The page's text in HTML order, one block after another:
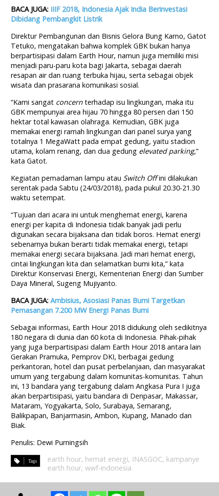
BACA JUGA: IIIF 2018, Indonesia Ajak India Berinvestasi
Dibidang Pembangkit Listrik
Direktur Pembangunan dan Bisnis Gelora Bung Karno, Gatot
Tetuko, mengatakan bahwa komplek GBK bukan hanya
berpartisipasi dalam Earth Hour, namun juga memiliki misi
menjadi paru-paru kota bagi Jakarta, sebagai daerah
resapan air dan ruang terbuka hijau, serta sebagai objek
wisata dan prasarana komunikasi sosial.
“Kami sangat concern terhadap isu lingkungan, maka itu
GBK mempunyai area hijau 70 hingga 80 persen dari 150
hektar total kawasan olahraga. Kemudian, GBK juga
memakai energi ramah lingkungan dari panel surya yang
totalnya 1 MegaWatt pada empat gedung, yaitu stadion
utama, kolam renang, dan dua gedung elevated parking,”
kata Gatot.
Kegiatan pemadaman lampu atau Switch Offini dilakukan
serentak pada Sabtu (24/03/2018), pada pukul 20.30-21.30
waktu setempat.
“Tujuan dari acara ini untuk menghemat energi, karena
energi per kapita di Indonesia tidak banyak jadi perlu
digunakan secara bijaksana dan tidak boros. Hemat energi
sebenarnya bukan berarti tidak memakai energi, tetapi
memakai energi secara bijaksana. Jadi mari hemat energi,
cintai lingkungan kita dan selamatkan bumi kita,” kata
Direktur Konservasi Energi, Kementerian Energi dan Sumber
Daya Mineral, Sugeng Mujiyanto.
BACA JUGA:Ambisius, Asosiasi Panas Bumi Targetkan
Pemasangan 7.200 MW Energi Panas Bumi
Sebagai informasi, Earth Hour 2018 didukung oleh sedikitnya
180 negara di dunia dan 60 kota di Indonesia. Pihak-pihak
yang juga berpartisipasi dalam Earth Hour 2018 antara lain
Gerakan Pramuka, Pemprov DKI, berbagai gedung
perkantoran, hotel dan pusat perbelanjaan, dan masyarakat
umum yang tergabung dalam komunitas-komunitas. Tahun
ini, 13 bandara yang tergabung dalam Angkasa Pura I juga
akan berpartisipasi, yaitu bandara di Denpasar, Makassar,
Mataram, Yogyakarta, Solo, Surabaya, Semarang,
Balikpapan, Banjarmasin, Ambon, Kupang, Manado dan
Biak.
Penulis: Dewi Purningsih
earth hour, hemat energi, INASGOC, kampanye
earth hour,wwf-indonesia